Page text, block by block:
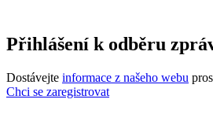
Přihlášení k odběru
Dostávejte informace z našeho webu
Chci se zaregistrovat